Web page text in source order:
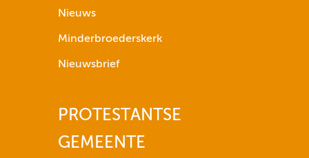
j
e
t
s
Nieuws
Minderbroederskerk
Nieuwsbrief
PROTESTANTSE
GEMEENTE